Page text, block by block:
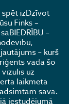
spēt izDzīvot
Finks –
–
– kurš
vada šo
uz
laikmeta
sava.
iestudējumā